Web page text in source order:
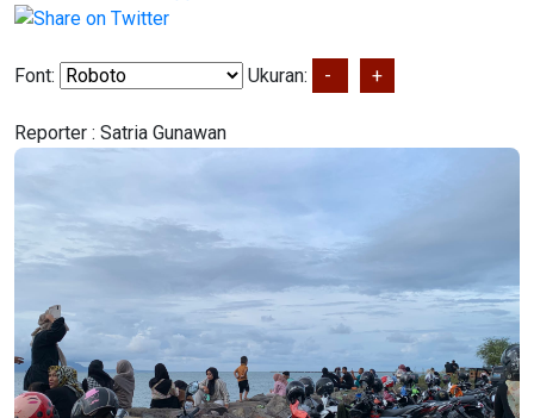
Font: Ukuran: - +
Reporter : Satria Gunawan